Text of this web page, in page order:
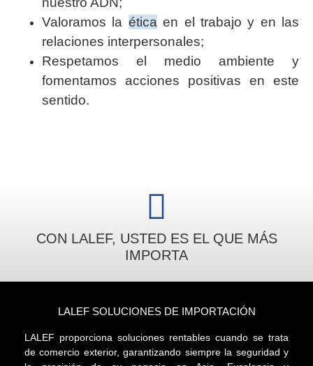
Valoramos la éticaen el trabajo y en las
relaciones interpersonales;
Respetamos el medio ambiente y
fomentamos acciones positivas en este
sentido.
CON LALEF, USTED ES EL QUE MÁS
IMPORTA
LALEF SOLUCIONES DE IMPORTACIÓN
LALEF proporciona soluciones rentables cuando se trata
de comercio exterior, garantizando siempre la seguridad y